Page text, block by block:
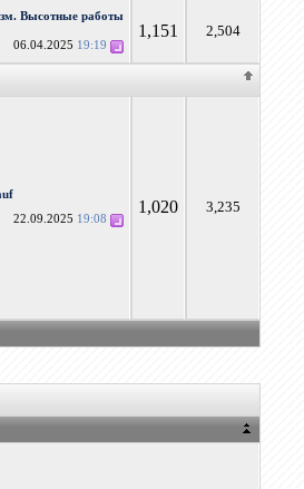
Высотные работы
06.04.2025 19:19
1,151 2,504
22.09.2025 19:08
1,020 3,235